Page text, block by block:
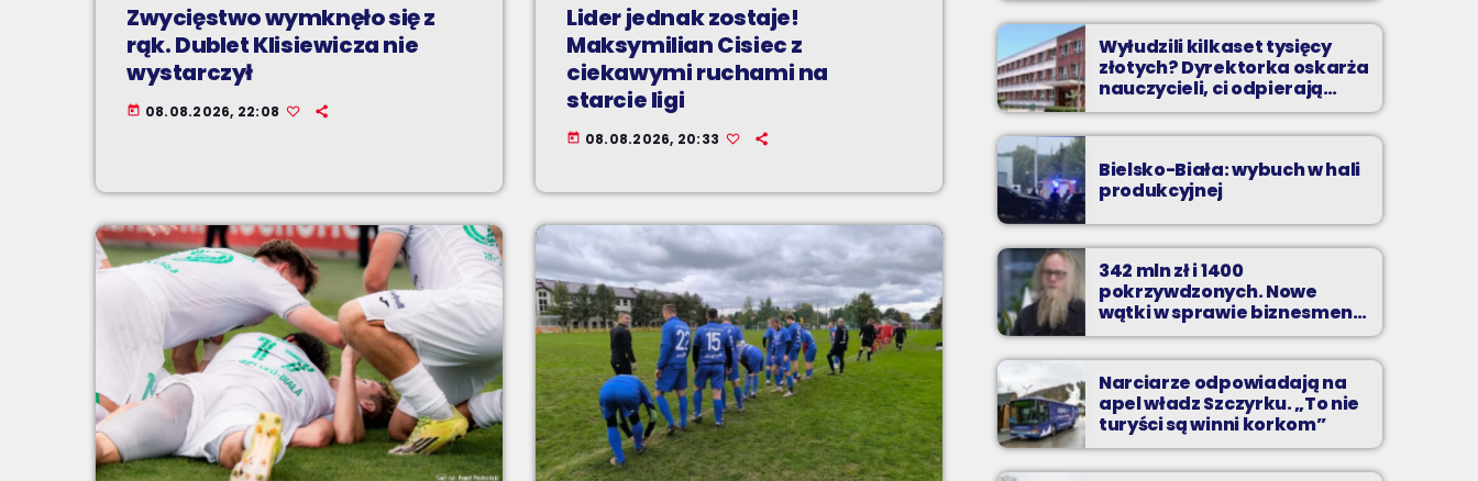
Zwycięstwo wymknęło się z
rąk. Dublet Klisiewicza nie
wystarczył
today 08.08.2026, 22:08
Lider jednak zostaje!
Maksymilian Cisiec z
ciekawymi ruchami na
starcie ligi
today 08.08.2026, 20:33
Wyłudzili kilkaset tysięcy
złotych? Dyrektorka oskarża
nauczycieli, ci odpierają
zarzuty
Bielsko-Biała: wybuch w hali
produkcyjnej
342 mln zł i 1400
pokrzywdzonych. Nowe
wątki w sprawie biznesmena
z Bielska-Białej
Narciarze odpowiadają na
apel władz Szczyrku. „To nie
turyści są winni korkom”